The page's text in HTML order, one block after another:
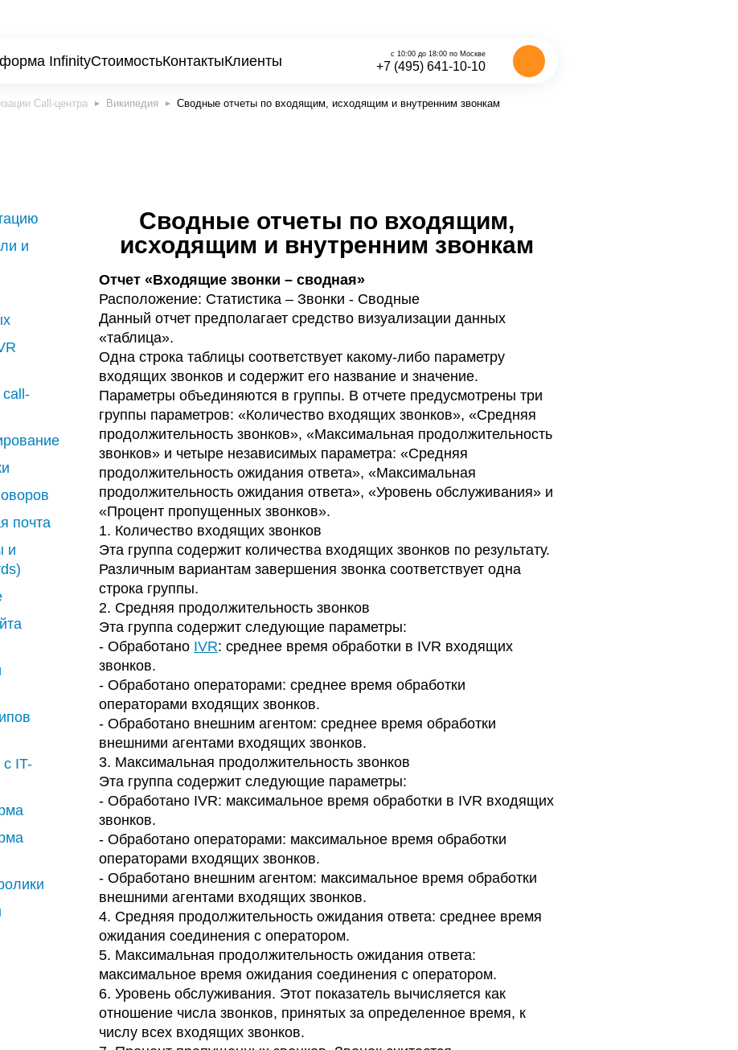
InfinityСтоимостьКонтактыКлиенты с 10:00 до 18:00 по Москве
+7 (495) 641-10-10
Википедия Сводные отчеты по входящим, исходящим и внутренним звонкам
и
call-
почта
и
IT-
Сводные отчеты по входящим,
исходящим и внутренним звонкам
Отчет «Входящие звонки – сводная»
Расположение: Статистика – Звонки - Сводные
Данный отчет предполагает средство визуализации данных
«таблица».
Одна строка таблицы соответствует какому-либо параметру
входящих звонков и содержит его название и значение.
Параметры объединяются в группы. В отчете предусмотрены три
группы параметров: «Количество входящих звонков», «Средняя
продолжительность звонков», «Максимальная продолжительность
звонков» и четыре независимых параметра: «Средняя
продолжительность ожидания ответа», «Максимальная
продолжительность ожидания ответа», «Уровень обслуживания» и
«Процент пропущенных звонков».
1. Количество входящих звонков
Эта группа содержит количества входящих звонков по результату.
Различным вариантам завершения звонка соответствует одна
строка группы.
2. Средняя продолжительность звонков
Эта группа содержит следующие параметры:
- Обработано IVR: среднее время обработки в IVR входящих
звонков.
- Обработано операторами: среднее время обработки
операторами входящих звонков.
- Обработано внешним агентом: среднее время обработки
внешними агентами входящих звонков.
3. Максимальная продолжительность звонков
Эта группа содержит следующие параметры:
- Обработано IVR: максимальное время обработки в IVR входящих
звонков.
- Обработано операторами: максимальное время обработки
операторами входящих звонков.
- Обработано внешним агентом: максимальное время обработки
внешними агентами входящих звонков.
4. Средняя продолжительность ожидания ответа: среднее время
ожидания соединения с оператором.
5. Максимальная продолжительность ожидания ответа:
максимальное время ожидания соединения с оператором.
6. Уровень обслуживания. Этот показатель вычисляется как
отношение числа звонков, принятых за определенное время, к
числу всех входящих звонков.